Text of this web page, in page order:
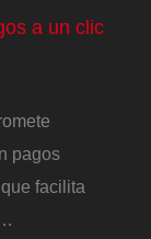
a un clic
pagos
facilita